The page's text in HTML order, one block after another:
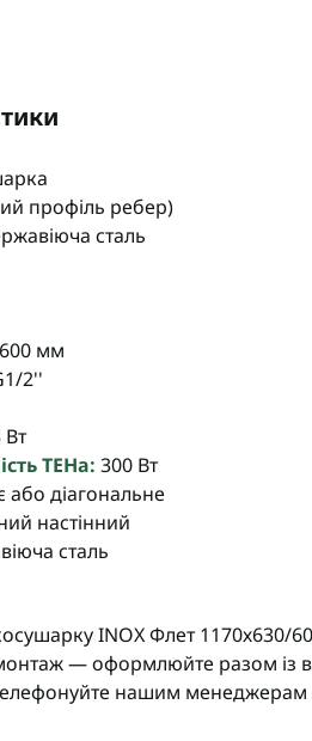
профіль ребер)
сталь
600 мм
2''
Вт
ТЕНа: 300 Вт
або діагональне
настінний
сталь
INOX Флет 1170х630/
— оформлюйте разом із
нашим